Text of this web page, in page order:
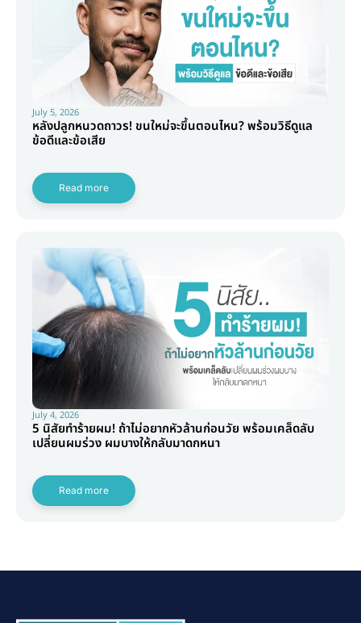
July 5, 2026
หลังปลูกหนวดถาวร! ขนใหม่จะขึ้นตอนไหน? พร้อมวิธีดูแล
ข้อดีและข้อเสีย
Read more
July 4, 2026
5 นิสัยทำร้ายผม! ถ้าไม่อยากหัวล้านก่อนวัย พร้อมเคล็ดลับ
เปลี่ยนผมร่วง ผมบางให้กลับมาดกหนา
Read more